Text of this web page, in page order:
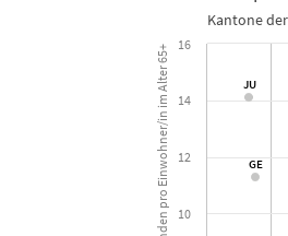
Ambulante und
Scatter chart with 27
Kantone der Schweiz
View as data table,
The chart has 1 X axis
The chart has 1 Y axis
+
Kantone
GE
GE
JU
JU
10
12
14
16